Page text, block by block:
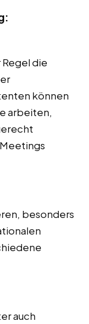
die
können
arbeiten,
besonders
auch